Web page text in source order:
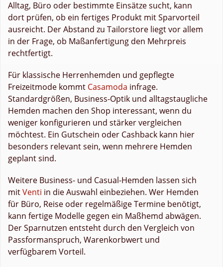
Alltag, Büro oder bestimmte Einsätze sucht, kann
dort prüfen, ob ein fertiges Produkt mit Sparvorteil
ausreicht. Der Abstand zu Tailorstore liegt vor allem
in der Frage, ob Maßanfertigung den Mehrpreis
rechtfertigt.
Für klassische Herrenhemden und gepflegte
Freizeitmode kommt Casamoda infrage.
Standardgrößen, Business-Optik und alltagstaugliche
Hemden machen den Shop interessant, wenn du
weniger konfigurieren und stärker vergleichen
möchtest. Ein Gutschein oder Cashback kann hier
besonders relevant sein, wenn mehrere Hemden
geplant sind.
Weitere Business- und Casual-Hemden lassen sich
mitVenti in die Auswahl einbeziehen. Wer Hemden
für Büro, Reise oder regelmäßige Termine benötigt,
kann fertige Modelle gegen ein Maßhemd abwägen.
Der Sparnutzen entsteht durch den Vergleich von
Passformanspruch, Warenkorbwert und
verfügbarem Vorteil.